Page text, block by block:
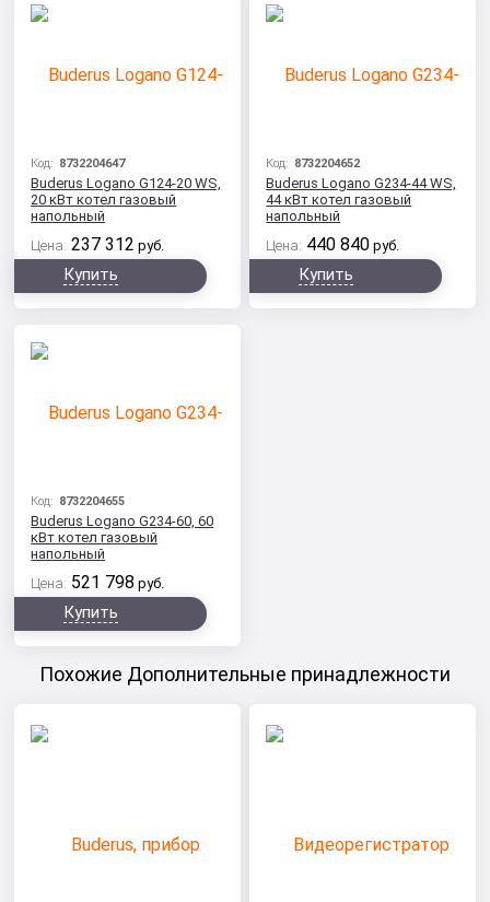
Код: 8732204647
Buderus Logano G124-20 WS,
20 кВт котел газовый
напольный
Цена: 237 312 руб.
Купить
Код: 8732204652
Buderus Logano G234-44 WS,
44 кВт котел газовый
напольный
Цена: 440 840 руб.
Купить
Код: 8732204655
Buderus Logano G234-60, 60
кВт котел газовый
напольный
Цена: 521 798 руб.
Купить
Похожие Дополнительные принадлежности